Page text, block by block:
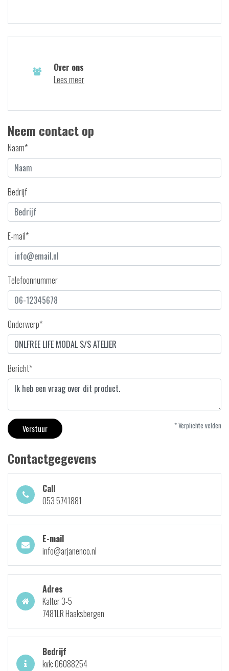
Over ons
Lees meer
Neem contact op
Naam*
Bedrijf
E-mail*
Telefoonnummer
Onderwerp*
Bericht*
Verstuur * Verplichte velden
Contactgegevens
Call
053 5741881
E-mail
info@arjanenco.nl
Adres
Kalter 3-5
7481LR Haaksbergen
Bedrijf
kvk: 06088254